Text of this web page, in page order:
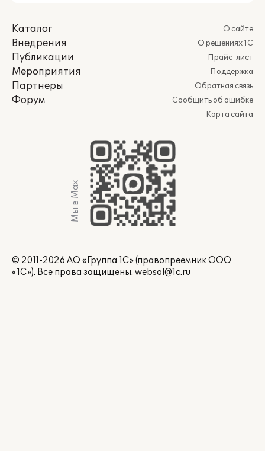
Каталог
Внедрения
Публикации
Мероприятия
Партнеры
Форум
О сайте
О решениях 1С
Прайс-лист
Поддержка
Обратная связь
Сообщить об ошибке
Карта сайта
Мы в Max
© 2011-2026 АО «Группа 1С» (правопреемник ООО
«1С»). Все права защищены. websol@1c.ru